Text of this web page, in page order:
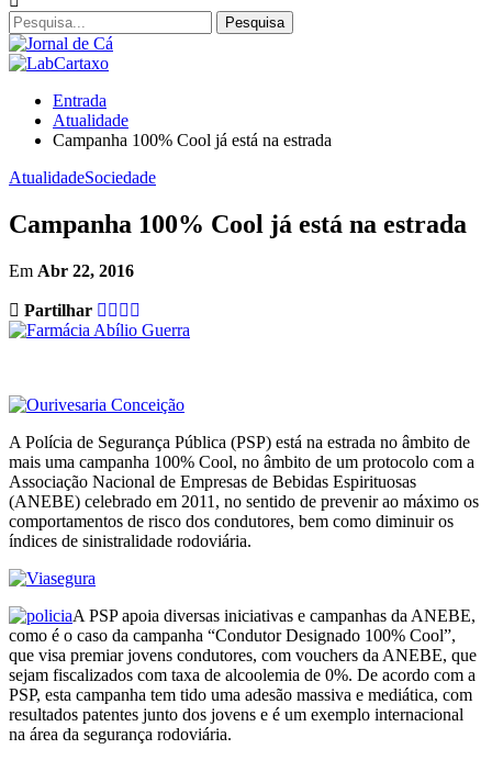
Entrada
Atualidade
Campanha 100% Cool já está na estrada
AtualidadeSociedade
Campanha 100% Cool já está na estrada
Em Abr 22, 2016
Partilhar
A Polícia de Segurança Pública (PSP) está na estrada no âmbito de
mais uma campanha 100% Cool, no âmbito de um protocolo com a
Associação Nacional de Empresas de Bebidas Espirituosas
(ANEBE) celebrado em 2011, no sentido de prevenir ao máximo os
comportamentos de risco dos condutores, bem como diminuir os
índices de sinistralidade rodoviária.
A PSP apoia diversas iniciativas e campanhas da ANEBE,
como é o caso da campanha “Condutor Designado 100% Cool”,
que visa premiar jovens condutores, com vouchers da ANEBE, que
sejam fiscalizados com taxa de alcoolemia de 0%. De acordo com a
PSP, esta campanha tem tido uma adesão massiva e mediática, com
resultados patentes junto dos jovens e é um exemplo internacional
na área da segurança rodoviária.